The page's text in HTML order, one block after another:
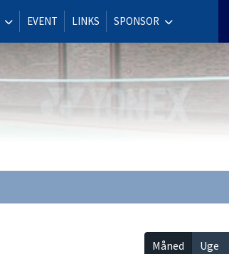
EVENT LINKS SPONSOR
Måned Uge